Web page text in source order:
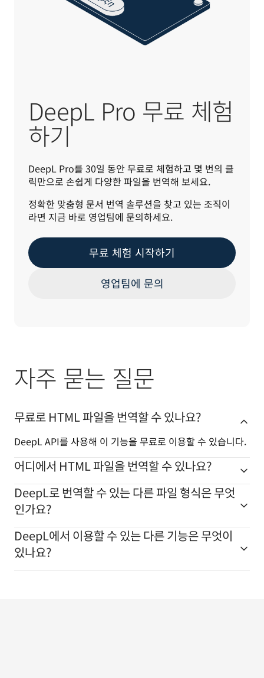
DeepL Pro 무료 체험
하기
DeepL Pro를 30일 동안 무료로 체험하고 몇 번의 클
릭만으로 손쉽게 다양한 파일을 번역해 보세요.
정확한 맞춤형 문서 번역 솔루션을 찾고 있는 조직이
라면 지금 바로 영업팀에 문의하세요.
무료 체험 시작하기
영업팀에 문의
자주 묻는 질문
무료로 HTML 파일을 번역할 수 있나요?
DeepL API를 사용해 이 기능을 무료로 이용할 수 있습니다.
어디에서 HTML 파일을 번역할 수 있나요?
DeepL로 번역할 수 있는 다른 파일 형식은 무엇
인가요?
DeepL에서 이용할 수 있는 다른 기능은 무엇이
있나요?